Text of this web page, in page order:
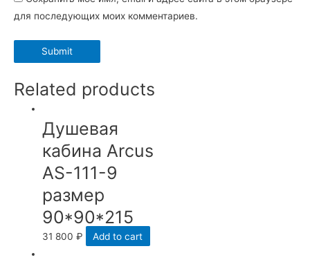
для последующих моих комментариев.
Related products
Душевая
кабина Arcus
AS-111-9
размер
90*90*215
31 800₽ Add to cart